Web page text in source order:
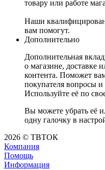
товару или работе
Наши
вам помогут.
Дополнительно
Дополнительная
о магазине, доставке
контента. Поможет
покупателя вопросы и
Используйте её по
Вы можете убрать её
одну галочку в
2026 © ТВТОК
Компания
Помощь
Информация